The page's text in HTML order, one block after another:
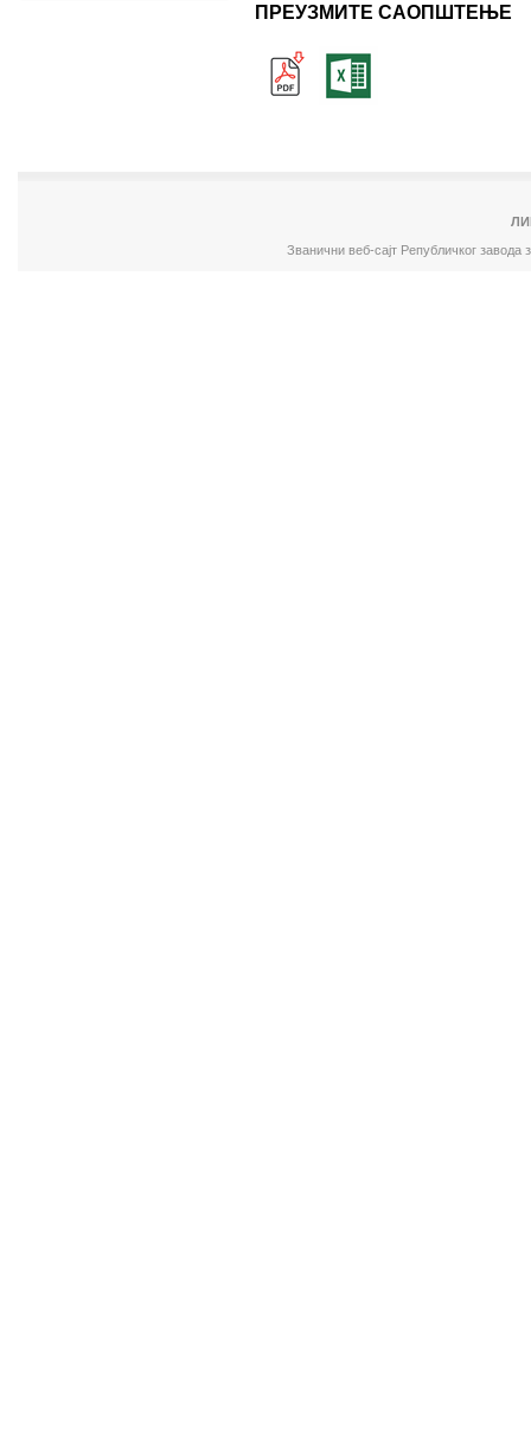
ПРЕУЗМИТЕ САОПШТЕЊЕ
Званични веб-сајт Републичког